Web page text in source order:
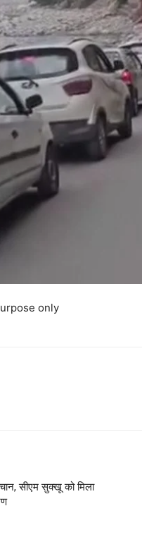
SUBSCRIBE NOW
only
सीएम सुक्खू को मिला